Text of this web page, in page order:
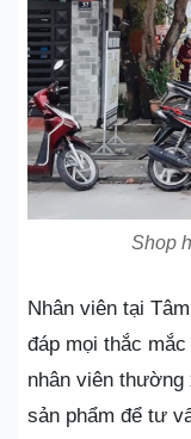
Shop
Nhân viên tại
đáp mọi thắc
nhân viên
sản phẩm để tư